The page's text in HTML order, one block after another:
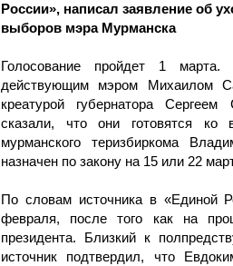
России», написал заявление об
выборов мэра Мурманска
Голосование пройдет 1 марта.
действующим мэром Михаилом
креатурой губернатора
сказали, что они готовятся ко
мурманского теризбиркома
назначен по закону на 15 или 22
По словам источника в «Единой
февраля, после того как на
президента. Близкий к
источник подтвердил, что